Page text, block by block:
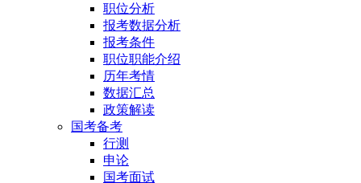
职位分析
报考数据分析
报考条件
职位职能介绍
历年考情
数据汇总
政策解读
国考备考
行测
申论
国考面试